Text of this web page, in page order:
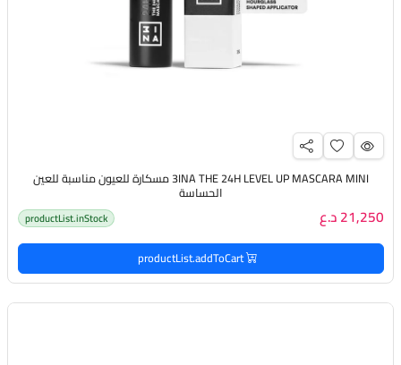
3INA THE 24H LEVEL UP MASCARA MINI مسكارة للعيون مناسبة للعين
الحساسة
21,250 د.ع productList.inStock
productList.addToCart